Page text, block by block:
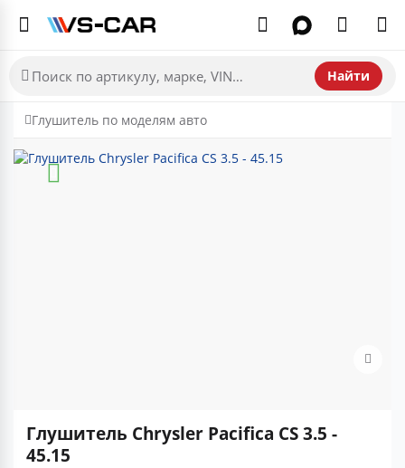
Найти
Глушитель по моделям авто
Глушитель Chrysler Pacifica CS 3.5 -
45.15